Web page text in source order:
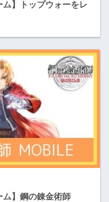
ム】トップウォーをレ
ム】鋼の錬金術師